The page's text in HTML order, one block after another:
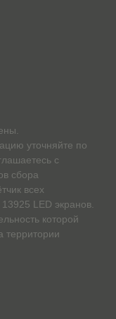
уточняйте по
с
сбора
всех
LED экранов.
которой
территории